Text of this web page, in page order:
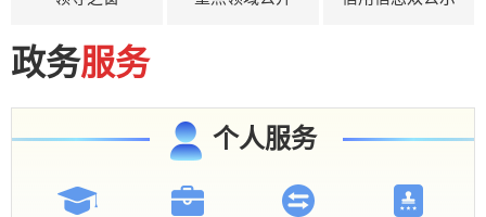
政务服务
个人服务